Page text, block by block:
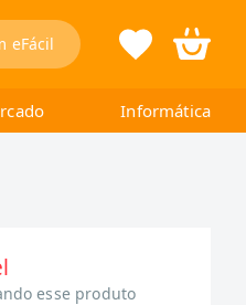
eFácil
Informática
esse produto